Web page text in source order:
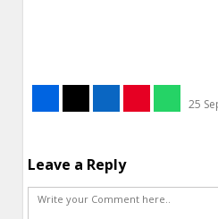
25
Leave a Reply